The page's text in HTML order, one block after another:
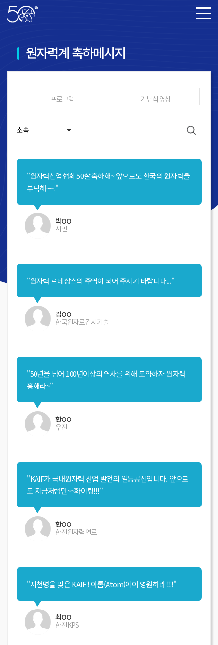
본문바로가기
원자력계 축하메시지
프로그램 기념식 영상
축하 영상 메시지
"원자력산업협회 50살 축하해~ 앞으로도 한국의 원자력을
부탁해~~!"
박OO
시민
"원자력 르네상스의 주역이 되어 주시기 바랍니다..."
김OO
한국원자로감시기술
"50년을 넘어 100년이상의 역사를 위해 도약하자 원자력
흥해라~"
한OO
우진
"KAIF가 국내원자력 산업 발전의 일등공신입니다. 앞으로
도 지금처럼만~~화이팅!!!"
한OO
한전원자력연료
"지천명을 맞은 KAIF ! 아톰(Atom)이여 영원하라 !!!"
최OO
한전KPS